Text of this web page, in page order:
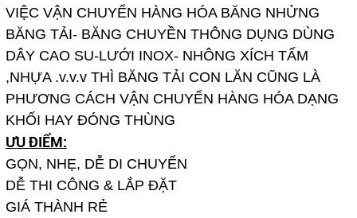
VIỆC VẬN CHUYỂN HÀNG HÓA BĂNG NHỬNG
BĂNG TẢI- BĂNG CHUYỀN THÔNG DỤNG DÙNG
DÂY CAO SU-LƯỚI INOX- NHÔNG XÍCH TẤM
,NHỰA .v.v.v THÌ BĂNG TẢI CON LĂN CŨNG LÀ
PHƯƠNG CÁCH VẬN CHUYỂN HÀNG HÓA DẠNG
KHỐI HAY ĐÓNG THÙNG
ƯU ĐIỂM:
GỌN, NHẸ, DỄ DI CHUYỂN
DỄ THI CÔNG & LẮP ĐẶT
GIÁ THÀNH RẺ